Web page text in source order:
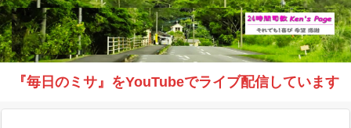
『毎日のミサ』をYouTubeでライブ配信しています